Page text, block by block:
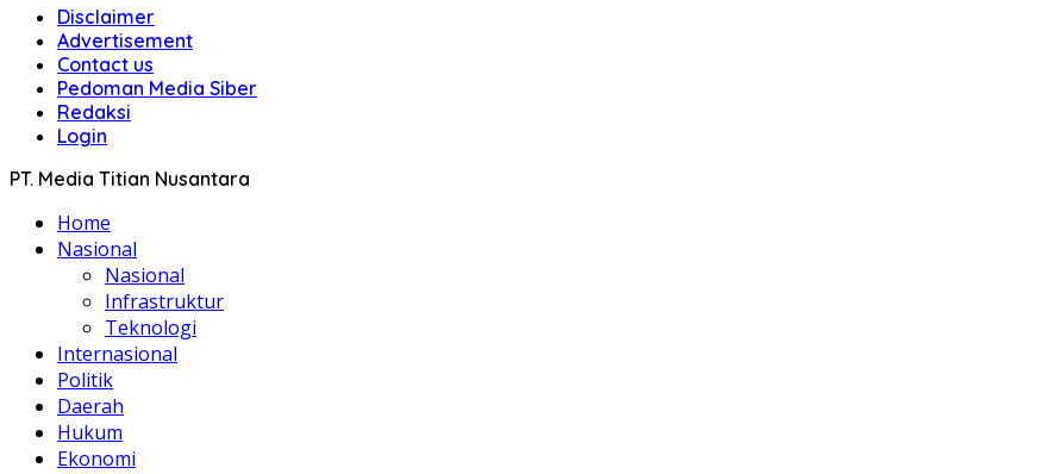
Disclaimer
Advertisement
Contact us
Pedoman Media Siber
Redaksi
Login
PT. Media Titian Nusantara
Home
Nasional
Nasional
Infrastruktur
Teknologi
Internasional
Politik
Daerah
Hukum
Ekonomi